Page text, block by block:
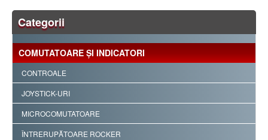
Categorii
COMUTATOARE ŞI INDICATORI
CONTROALE
JOYSTICK-URI
MICROCOMUTATOARE
ÎNTRERUPĂTOARE ROCKER